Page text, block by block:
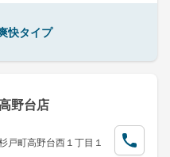
快タイプ
野台店
戸町高野台西１丁目１